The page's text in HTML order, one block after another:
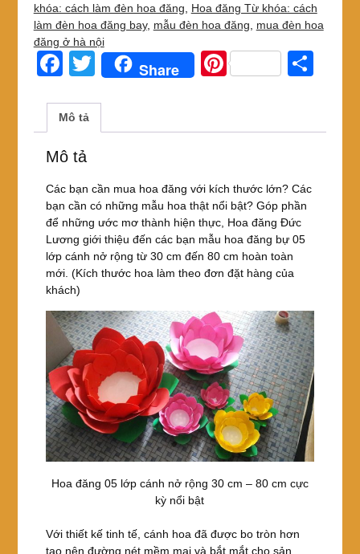
khóa: cách làm đèn hoa đăng
Hoa đăng Từ khóa: cách
làm đèn hoa đăng bay, mẫu đèn hoa đăng
mua đèn hoa
đăng ở hà nội
F
c
b
o
o
k
T
er
Share
Pi
e
e
Mô tả
Mô tả
Các bạn cần mua hoa đăng với kích thước lớn? Các
bạn cần có những mẫu hoa thật nổi bật? Góp phần
để những ước mơ thành hiện thực, Hoa đăng Đức
Lương giới thiệu đến các bạn mẫu hoa đăng bự 05
lớp cánh nở rộng từ 30 cm đến 80 cm hoàn toàn
mới. (Kích thước hoa làm theo đơn đặt hàng của
khách)
Hoa đăng 05 lớp cánh nở rộng 30 cm – 80 cm cực
kỳ nổi bật
Với thiết kế tinh tế, cánh hoa đã được bo tròn hơn
tạo nên đường nét mềm mại và bắt mắt cho sản